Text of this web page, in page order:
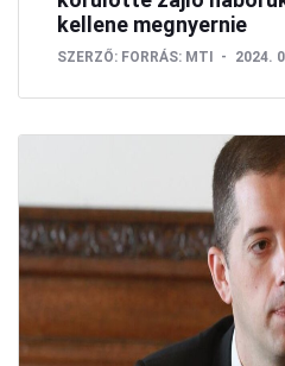
kellene megnyernie
SZERZŐ: FORRÁS: MTI 2024.